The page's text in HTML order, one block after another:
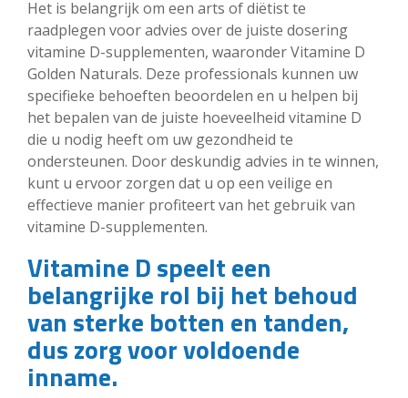
Het is belangrijk om een arts of diëtist te
raadplegen voor advies over de juiste dosering
vitamine D-supplementen, waaronder Vitamine D
Golden Naturals. Deze professionals kunnen uw
specifieke behoeften beoordelen en u helpen bij
het bepalen van de juiste hoeveelheid vitamine D
die u nodig heeft om uw gezondheid te
ondersteunen. Door deskundig advies in te winnen,
kunt u ervoor zorgen dat u op een veilige en
effectieve manier profiteert van het gebruik van
vitamine D-supplementen.
Vitamine D speelt een
belangrijke rol bij het behoud
van sterke botten en tanden,
dus zorg voor voldoende
inname.